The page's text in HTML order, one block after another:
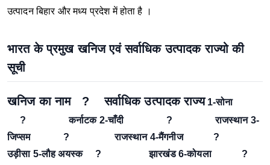
उत्पादन बिहार और मध्य प्रदेश में होता है ।
भारत के प्रमुख खनिज एवं सर्वाधिक उत्पादक राज्यो की
सूची
खनिज का नाम ? सर्वाधिक उत्पादक राज्य 1-सोना
? कर्नाटक 2-चाँदी ? राजस्थान 3-
जिप्सम ? राजस्थान 4-मैंगनीज ?
उड़ीसा 5-लौह अयस्क ? झारखंड 6-कोयला ?